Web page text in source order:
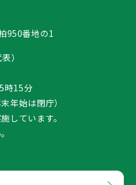
950番地の1
）
時15分
年始は閉庁）
しています。